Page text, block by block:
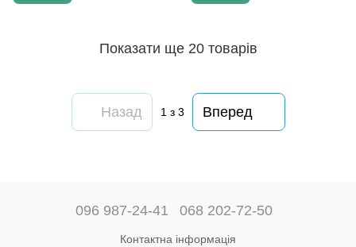
Показати ще 20 товарів
Назад 1 з 3 Вперед
096 987-24-41 068 202-72-50
Контактна інформація